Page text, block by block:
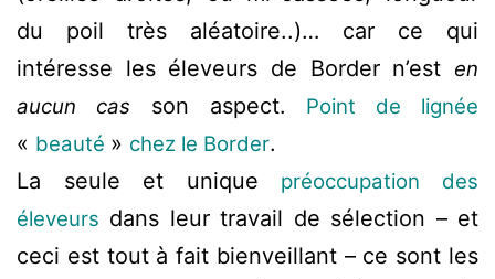
du poil très aléatoire..)… car ce qui
intéresse les éleveurs de Border n’est en
aucun cas son aspect. Point de lignée
« beauté » chez le Border.
La seule et unique préoccupation des
éleveurs dans leur travail de sélection – et
ceci est tout à fait bienveillant – ce sont les